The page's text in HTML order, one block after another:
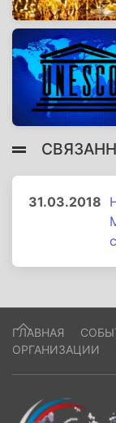
31.03.2018
ГЛАВНАЯ
ОРГАНИЗАЦИИ